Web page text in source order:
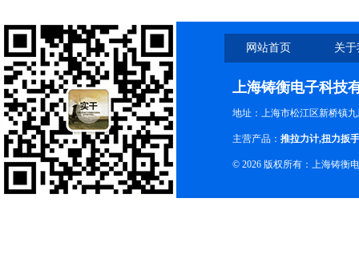
网站首页 关
上海铸衡电子科技
地址：上海市松江区新桥镇
主营产品： 推拉力计,扭力扳手
© 2026 版权所有：上海铸衡